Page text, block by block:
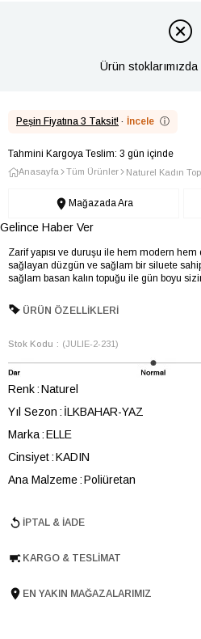
Ürün stoklarımızda
Peşin Fiyatına 3 Taksit! · İncele ⓘ
Tahmini Kargoya Teslim: 3 gün içinde
Anasayfa Tüm Ürünler Naturel Kadın
Mağazada Ara
Gelince Haber Ver
Zarif yapısı ve duruşu ile hem modern
sağlayan düzgün ve sağlam bir siluete
sağlam basan kalın topuğu ile gün boyu
ÜRÜN ÖZELLIKLERI
Stok Kodu (JULIE-2-231)
Renk Naturel
Yıl Sezon
İLKBAHAR-YAZ
Marka ELLE
Cinsiyet KADIN
Ana Malzeme Poliüretan
Topuk Boyu 7 cm
Tema Minimal
İPTAL & İADE
KARGO & TESLIMAT
EN YAKIN MAĞAZALARIMIZ